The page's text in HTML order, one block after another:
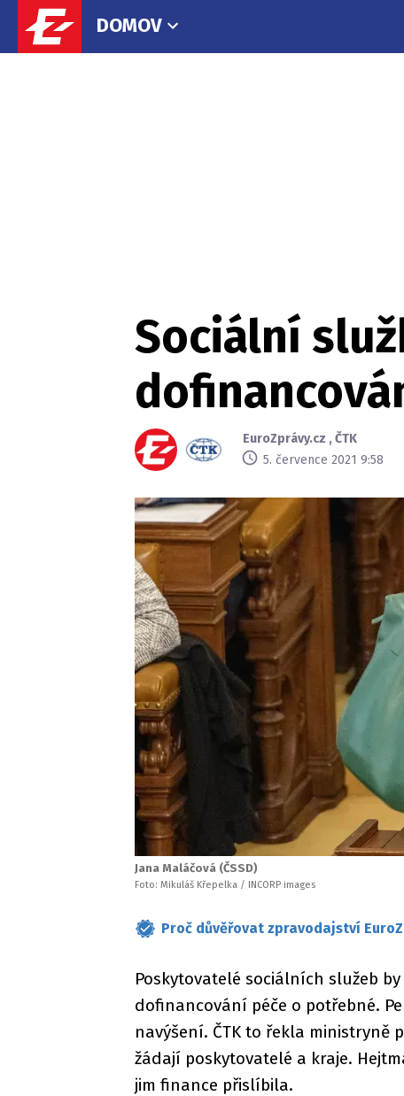
DOMOV
Sociální
EuroZprávy.cz ,ČTK
5. července 2021 9:58
Jana Maláčová (ČSSD)
Foto: Mikuláš Křepelka / INCORP images
Proč důvěřovat zpravodajství
Poskytovatelé sociálních služeb
dofinancování péče o potřebné.
navýšení. ČTK to řekla ministryně
žádají poskytovatelé a kraje.
jim finance přislíbila.